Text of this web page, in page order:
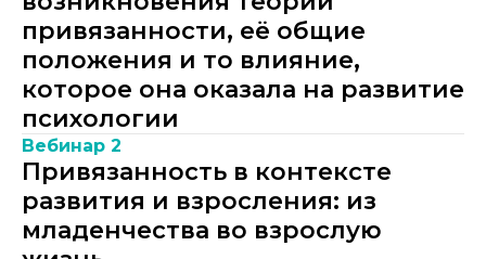
привязанности, её общие
положения и то влияние,
которое она оказала на развитие
психологии
Вебинар 2
Привязанность в контексте
развития и взросления: из
младенчества во взрослую